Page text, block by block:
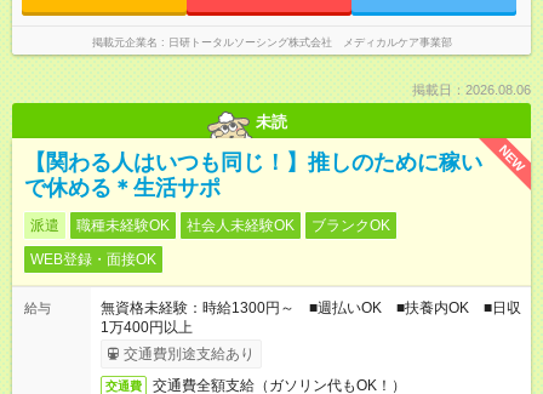
掲載元企業名 日研トータルソーシング株式会社 メディカルケア事業部
掲載日：2026.08.06
未読
NEW
【関わる人はいつも同じ！】推しのために稼い
で休める＊生活サポ
派遣 職種未経験OK 社会人未経験OK
ブランクOK
WEB登録・面接OK
給与
無資格未経験：時給1300円～ ■週払いOK ■扶養内OK ■日収
1万400円以上
交通費別途支給あり
交通費 交通費全額支給（ガソリン代もOK！）